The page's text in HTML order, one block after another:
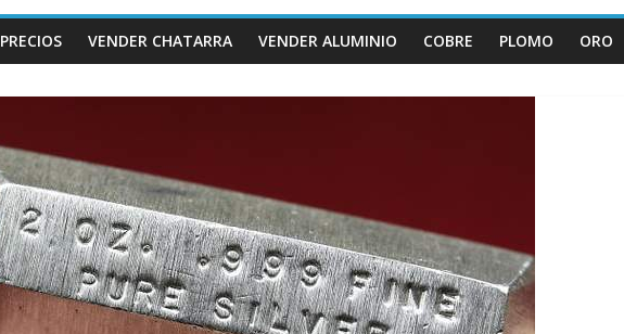
PRECIOS VENDER CHATARRA VENDER ALUMINIO COBRE PLOMO ORO